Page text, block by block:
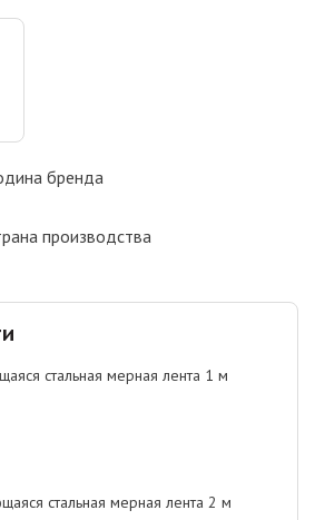
бренда
производства
стальная мерная лента 1 м
стальная мерная лента 2 м